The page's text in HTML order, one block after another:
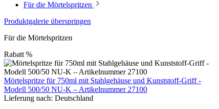
Für die Mörtelspritzen
Produktgalerie überspringen
Für die Mörtelspritzen
Rabatt %
Mörtelspritze für 750ml mit Stahlgehäuse und Kunststoff-Griff -
Modell 500/50 NU-K – Artikelnummer 27100
Lieferung nach: Deutschland